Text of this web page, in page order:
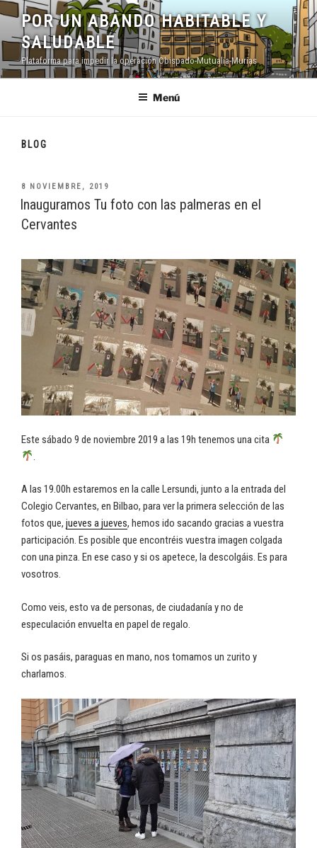
Saltar
contenido
POR UN ABANDO HABITABLE Y
SALUDABLE
Plataforma para impedir la operación Obispado-Mutualia-Murias
Menú
BLOG
PUBLICADO
EL
8 NOVIEMBRE, 2019
Inauguramos Tu foto con las palmeras en el
Cervantes
Este sábado 9 de noviembre 2019 a las 19h tenemos una cita
A las 19.00h estaremos en la calle Lersundi, junto a la entrada del
Colegio Cervantes, en Bilbao, para ver la primera selección de las
fotos que, jueves a jueves, hemos ido sacando gracias a vuestra
participación. Es posible que encontréis vuestra imagen colgada
con una pinza. En ese caso y si os apetece, la descolgáis. Es para
vosotros.
Como veis, esto va de personas, de ciudadanía y no de
especulación envuelta en papel de regalo.
Si os pasáis, paraguas en mano, nos tomamos un zurito y
charlamos.